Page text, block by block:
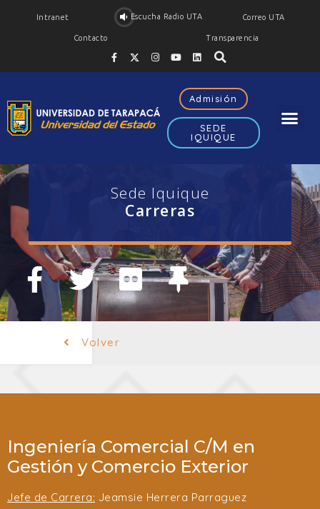
Intranet Escucha Radio UTA Correo UTA
Contacto Transparencia
Admisión
SEDE
IQUIQUE
Sede Iquique
Carreras
Volver
Ingeniería Comercial C/M en
Gestión y Comercio Exterior
Jefe de Carrera: Jeamsie Herrera Parraguez